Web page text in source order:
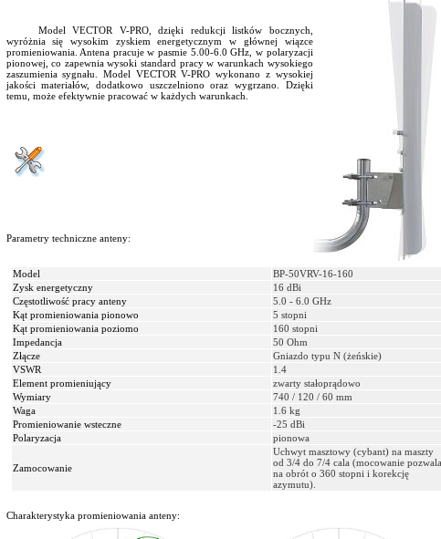
Model VECTOR V-PRO, dzięki redukcji listków bocznych,
wyróżnia się wysokim zyskiem energetycznym w głównej wiązce
promieniowania. Antena pracuje w pasmie 5.00-6.0 GHz, w polaryzacji
pionowej, co zapewnia wysoki standard pracy w warunkach wysokiego
zaszumienia sygnału. Model VECTOR V-PRO wykonano z wysokiej
jakości materiałów, dodatkowo uszczelniono oraz wygrzano. Dzięki
temu, może efektywnie pracować w każdych warunkach.
Parametry techniczne anteny:
Model
BP-50VRV-16-160
Zysk energetyczny
16 dBi
Częstotliwość pracy anteny
5.0 - 6.0 GHz
Kąt promieniowania pionowo
5 stopni
Kąt promieniowania poziomo
160 stopni
Impedancja
50 Ohm
Złącze
Gniazdo typu N (żeńskie)
VSWR
1.4
Element promieniujący
zwarty stałoprądowo
Wymiary
740 / 120 / 60 mm
Waga
1.6 kg
Promieniowanie wsteczne
-25 dBi
Polaryzacja
pionowa
Zamocowanie
Uchwyt masztowy (cybant) na maszty
od 3/4 do 7/4 cala (mocowanie pozwala
na obrót o 360 stopni i korekcję
azymutu).
Charakterystyka promieniowania anteny: